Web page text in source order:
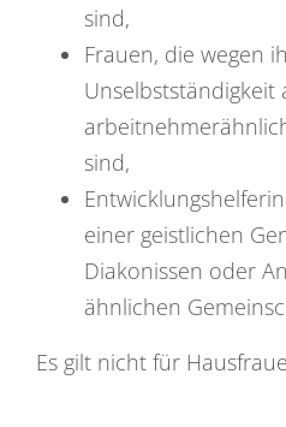
sind,
Frauen, die wegen
Unselbstständigkeit
sind,
einer geistlichen
Diakonissen oder
ähnlichen
Es gilt nicht für